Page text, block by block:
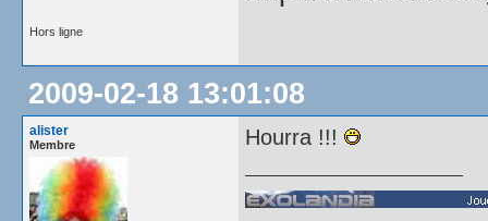
Hors ligne
2009-02-18 13:01:08
alister
Membre Hourra !!!